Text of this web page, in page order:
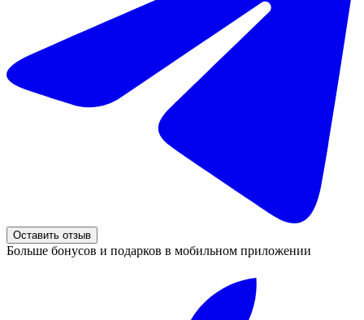
Оставить отзыв
Больше бонусов и подарков в мобильном приложении